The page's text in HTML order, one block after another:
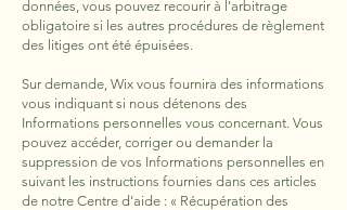
données, vous pouvez recourir à l'arbitrage
obligatoire si les autres procédures de règlement
des litiges ont été épuisées.
Sur demande, Wix vous fournira des informations
vous indiquant si nous détenons des
Informations personnelles vous concernant. Vous
pouvez accéder, corriger ou demander la
suppression de vos Informations personnelles en
suivant les instructions fournies dans ces articles
de notre Centre d'aide : « Récupération des